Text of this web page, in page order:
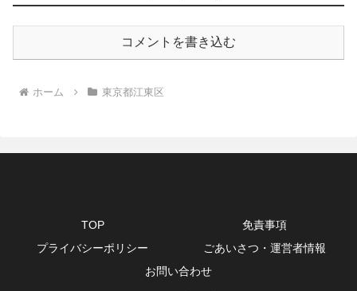
コメントを書き込む
ホーム 東京都江東区
TOP
免責事項
プライバシーポリシー
ごあいさつ・運営者情報
お問い合わせ